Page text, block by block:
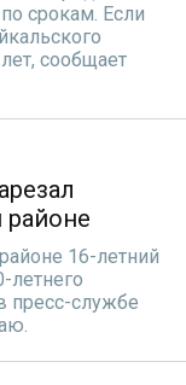
срокам. Если
сообщает
16-летний
летнего
пресс-службе